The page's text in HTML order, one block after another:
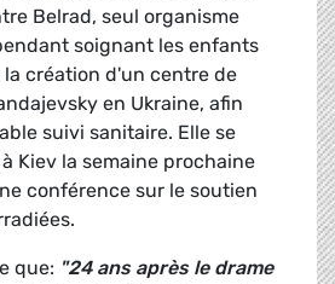
Belrad, seul organisme
soignant les enfants
la création d'un centre de
en Ukraine, afin
suivi sanitaire. Elle se
Kiev la semaine prochaine
conférence sur le soutien
que: "24 ans après le drame